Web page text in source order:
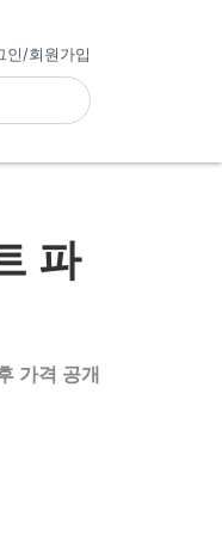
인/회원가입
파
가격 공개